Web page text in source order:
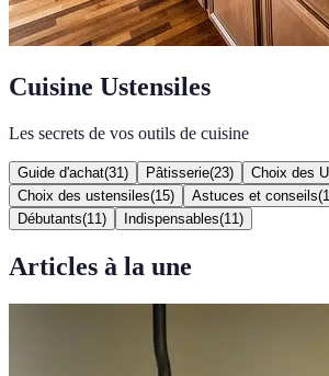
Cuisine Ustensiles
Les secrets de vos outils de cuisine
Guide d'achat(31 ) Pâtisserie(23) Choix des
Choix des ustensiles(15) Astuces et conseils(
Débutants(11 ) Indispensables(11 )
Articles à la une